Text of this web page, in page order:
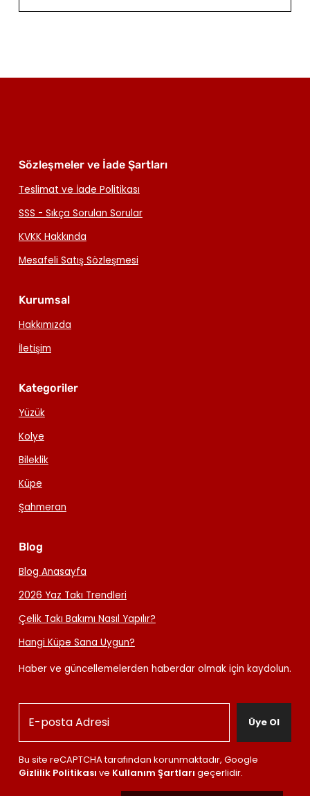
Sözleşmeler ve İade Şartları
Teslimat ve İade Politikası
SSS - Sıkça Sorulan Sorular
KVKK Hakkında
Mesafeli Satış Sözleşmesi
Kurumsal
Hakkımızda
İletişim
Kategoriler
Yüzük
Kolye
Bileklik
Küpe
Şahmeran
Blog
Blog Anasayfa
2026 Yaz Takı Trendleri
Çelik Takı Bakımı Nasıl Yapılır?
Hangi Küpe Sana Uygun?
Haber ve güncellemelerden haberdar olmak için kaydolun.
Üye Ol
Bu site reCAPTCHA tarafından korunmaktadır, Google
Gizlilik Politikası ve Kullanım Şartları geçerlidir.